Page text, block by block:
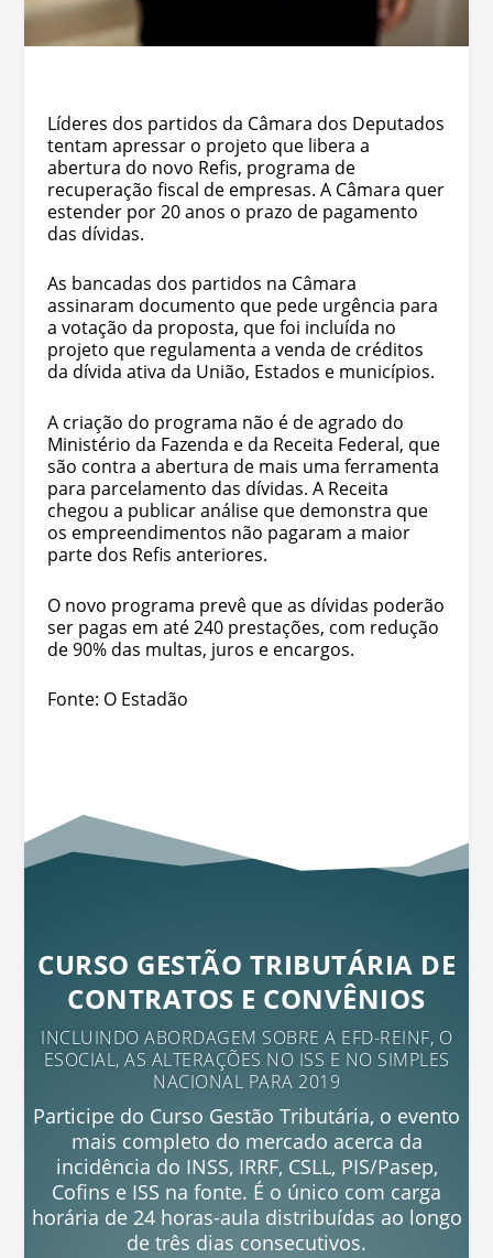
Líderes dos partidos da Câmara dos Deputados
tentam apressar o projeto que libera a
abertura do novo Refis, programa de
recuperação fiscal de empresas. A Câmara quer
estender por 20 anos o prazo de pagamento
das dívidas.
As bancadas dos partidos na Câmara
assinaram documento que pede urgência para
a votação da proposta, que foi incluída no
projeto que regulamenta a venda de créditos
da dívida ativa da União, Estados e municípios.
A criação do programa não é de agrado do
Ministério da Fazenda e da Receita Federal, que
são contra a abertura de mais uma ferramenta
para parcelamento das dívidas. A Receita
chegou a publicar análise que demonstra que
os empreendimentos não pagaram a maior
parte dos Refis anteriores.
O novo programa prevê que as dívidas poderão
ser pagas em até 240 prestações, com redução
de 90% das multas, juros e encargos.
Fonte: O Estadão
CURSO GESTÃO TRIBUTÁRIA DE
CONTRATOS E CONVÊNIOS
INCLUINDO ABORDAGEM SOBRE A EFD-REINF, O
ESOCIAL, AS ALTERAÇÕES NO ISS E NO SIMPLES
NACIONAL PARA 2019
Participe do Curso Gestão Tributária, o evento
mais completo do mercado acerca da
incidência do INSS, IRRF, CSLL, PIS/Pasep,
Cofins e ISS na fonte. É o único com carga
horária de 24 horas-aula distribuídas ao longo
de três dias consecutivos.